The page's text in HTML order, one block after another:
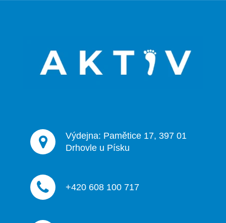
Výdejna: Pamětice 17, 397 01
Drhovle u Písku
+420 608 100 717